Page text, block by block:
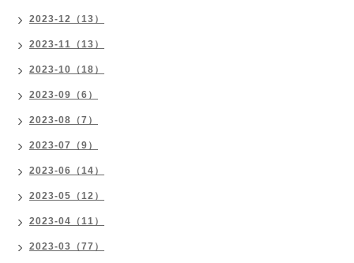
2023-12（13）
2023-11（13）
2023-10（18）
2023-09（6）
2023-08（7）
2023-07（9）
2023-06（14）
2023-05（12）
2023-04（11）
2023-03（77）